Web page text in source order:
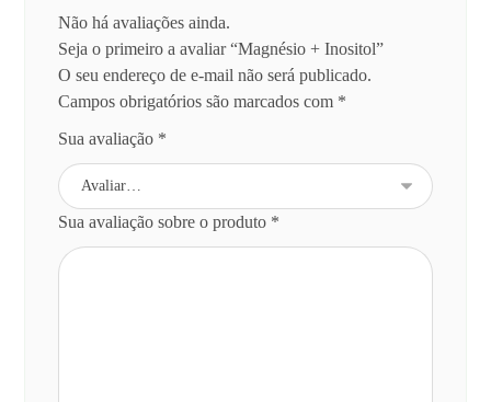
Não há avaliações ainda.
Seja o primeiro a avaliar “Magnésio + Inositol”
O seu endereço de e-mail não será publicado.
Campos obrigatórios são marcados com *
Sua avaliação *
Sua avaliação sobre o produto *